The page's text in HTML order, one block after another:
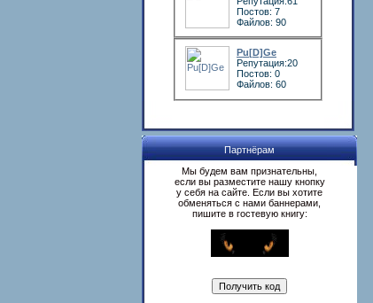
Постов: 7
Файлов: 90
Pu[D]Ge
Репутация:20
Постов: 0
Файлов: 60
Партнёрам
Мы будем вам признательны,
если вы разместите нашу кнопку
у себя на сайте. Если вы хотите
обменяться с нами баннерами,
пишите в гостевую книгу: